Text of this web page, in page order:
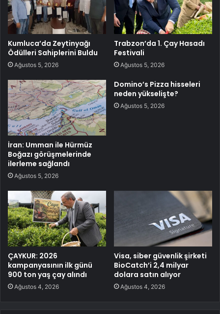
Kumluca’da Zeytinyağı
Ödülleri Sahiplerini Buldu
Ağustos 5, 2026
Trabzon’da 1. Çay Hasadı
Festivali
Ağustos 5, 2026
İran: Umman ile Hürmüz
Boğazı görüşmelerinde
ilerleme sağlandı
Ağustos 5, 2026
Domino’s Pizza hisseleri
neden yükselişte?
Ağustos 5, 2026
ÇAYKUR: 2026
kampanyasının ilk günü
900 ton yaş çay alındı
Ağustos 4, 2026
Visa, siber güvenlik şirketi
BioCatch’i 2,4 milyar
dolara satın alıyor
Ağustos 4, 2026